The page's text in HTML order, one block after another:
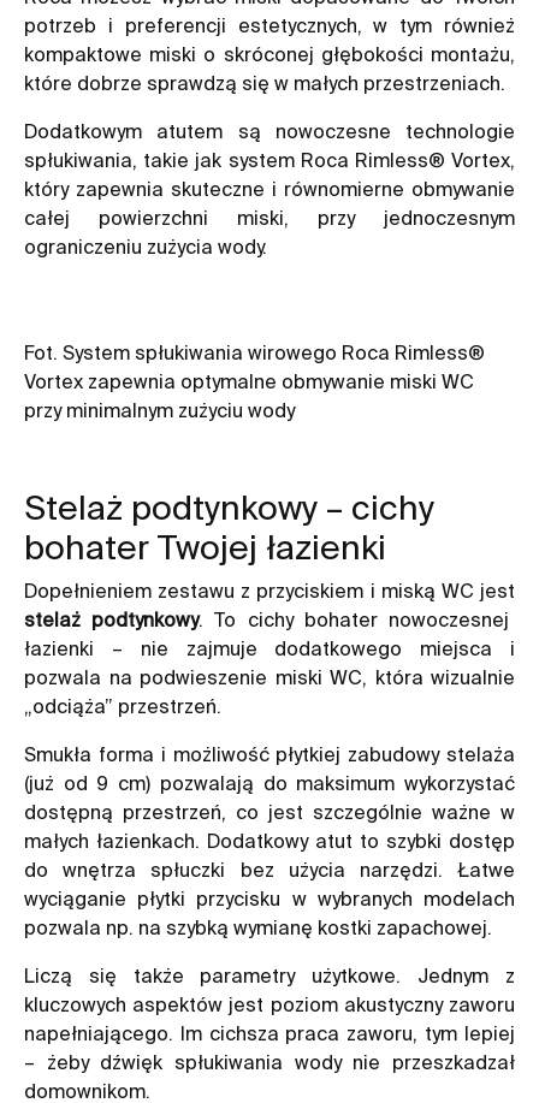
potrzeb i preferencji estetycznych, w tym również
kompaktowe miski o skróconej głębokości montażu,
które dobrze sprawdzą się w małych przestrzeniach.
Dodatkowym atutem są nowoczesne technologie
spłukiwania, takie jak system Roca Rimless® Vortex,
który zapewnia skuteczne i równomierne obmywanie
całej powierzchni miski, przy jednoczesnym
ograniczeniu zużycia wody.
Fot. System spłukiwania wirowego Roca Rimless®
Vortex zapewnia optymalne obmywanie miski WC
przy minimalnym zużyciu wody
Stelaż podtynkowy – cichy
bohater Twojej łazienki
Dopełnieniem zestawu z przyciskiem i miską WC jest
stelaż podtynkowy. To cichy bohater nowoczesnej
łazienki – nie zajmuje dodatkowego miejsca i
pozwala na podwieszenie miski WC, która wizualnie
„odciąża” przestrzeń.
Smukła forma i możliwość płytkiej zabudowy stelaża
(już od 9 cm) pozwalają do maksimum wykorzystać
dostępną przestrzeń, co jest szczególnie ważne w
małych łazienkach. Dodatkowy atut to szybki dostęp
do wnętrza spłuczki bez użycia narzędzi. Łatwe
wyciąganie płytki przycisku w wybranych modelach
pozwala np. na szybką wymianę kostki zapachowej.
Liczą się także parametry użytkowe. Jednym z
kluczowych aspektów jest poziom akustyczny zaworu
napełniającego. Im cichsza praca zaworu, tym lepiej
– żeby dźwięk spłukiwania wody nie przeszkadzał
domownikom.